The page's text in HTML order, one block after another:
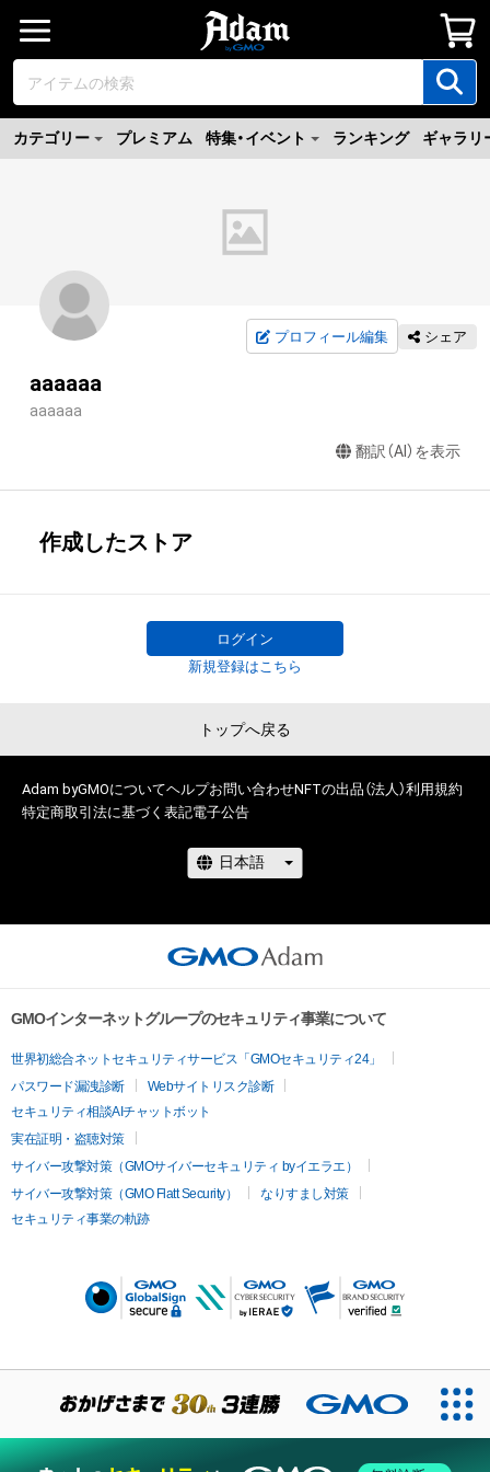
カテゴリー プレミアム 特集・イベント ランキング ギャラリ
プロフィール編集 シェア
aaaaaa
aaaaaa
翻訳（AI）を表示
作成したストア
ログイン
新規登録はこちら
トップへ戻る
Adam byGMOについてヘルプお問い合わせNFTの出品（法人）利用規約
特定商取引法に基づく表記電子公告
GMOインターネットグループのセキュリティ事業について
世界初総合ネットセキュリティサービス「GMOセキュリティ24」
パスワード漏洩診断
Webサイトリスク診断
セキュリティ相談AIチャットボット
実在証明・盗聴対策
サイバー攻撃対策（GMOサイバーセキュリティ byイエラエ）
サイバー攻撃対策（GMO Flatt Security）
なりすまし対策
セキュリティ事業の軌跡